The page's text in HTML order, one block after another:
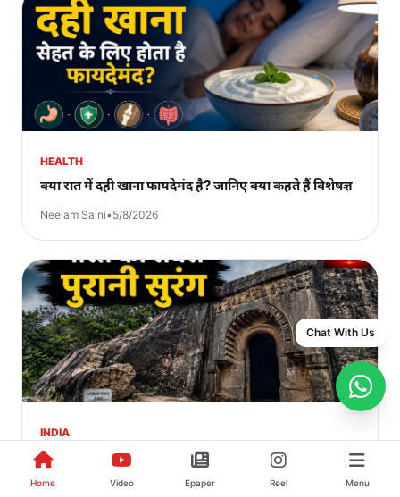
HEALTH
क्या रात में दही खाना फायदेमंद है? जानिए क्या कहते हैं विशेषज्ञ
Neelam Saini•5/8/2026
INDIA
भारत की सबसे पुरानी सुरंग कौन-सी है? जानिए उसके पीछे छिपा
इतिहास
Home Video Epaper Reel Menu
Chat With Us